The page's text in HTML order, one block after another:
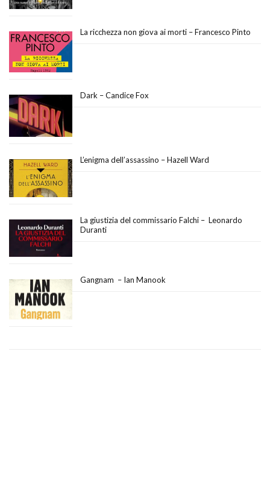
La ricchezza non giova ai morti – Francesco Pinto
Dark – Candice Fox
L’enigma dell’assassino – Hazell Ward
La giustizia del commissario Falchi – Leonardo
Duranti
Gangnam – Ian Manook